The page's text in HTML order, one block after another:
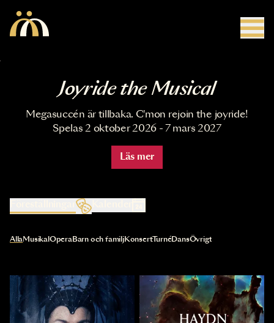
Joyride the Musical
Megasuccén är tillbaka. C'mon rejoin the joyride!
Spelas 2 oktober 2026 - 7 mars 2027
Läs mer
Kalender
Val av kategori uppdaterar innehållet automatiskt
AllaMusikal OperaBarn och familjKonsertTurnéDansÖvrigt